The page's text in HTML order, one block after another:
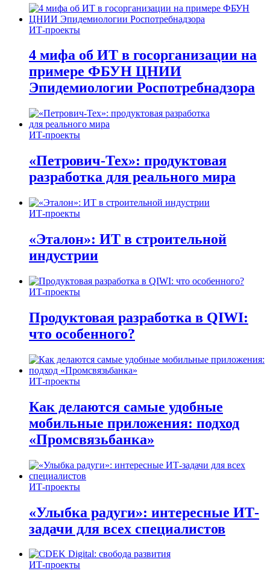
ИТ-проекты
4 мифа об ИТ в госорганизации на
примере ФБУН ЦНИИ
Эпидемиологии Роспотребнадзора
ИТ-проекты
«Петрович-Тех»: продуктовая
разработка для реального мира
ИТ-проекты
«Эталон»: ИТ в строительной
индустрии
ИТ-проекты
Продуктовая разработка в QIWI:
что особенного?
ИТ-проекты
Как делаются самые удобные
мобильные приложения: подход
«Промсвязьбанка»
ИТ-проекты
«Улыбка радуги»: интересные ИТ-
задачи для всех специалистов
ИТ-проекты